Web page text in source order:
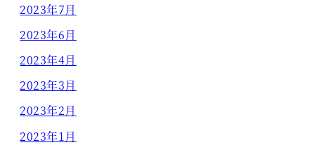
2023年7月
2023年6月
2023年4月
2023年3月
2023年2月
2023年1月